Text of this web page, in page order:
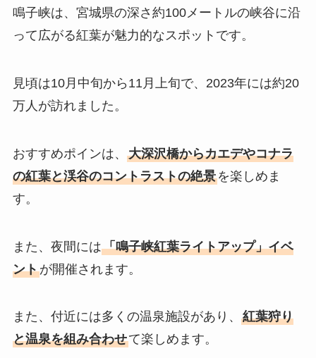
鳴子峡は、宮城県の深さ約100メートルの峡谷に沿
って広がる紅葉が魅力的なスポットです。
見頃は10月中旬から11月上旬で、2023年には約20
万人が訪れました。
おすすめポインは、 大深沢橋からカエデやコナラ
の紅葉と渓谷のコントラストの絶景を楽しめま
す。
また、夜間には「鳴子峡紅葉ライトアップ」イベ
ントが開催されます。
また、付近には多くの温泉施設があり、 紅葉狩り
と温泉を組み合わせて楽しめます。